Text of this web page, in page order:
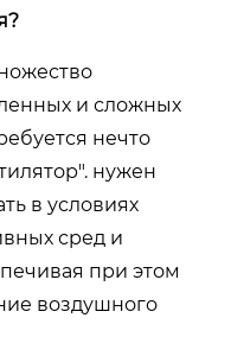
и сложных
нечто
нужен
в условиях
сред и
при этом
воздушного